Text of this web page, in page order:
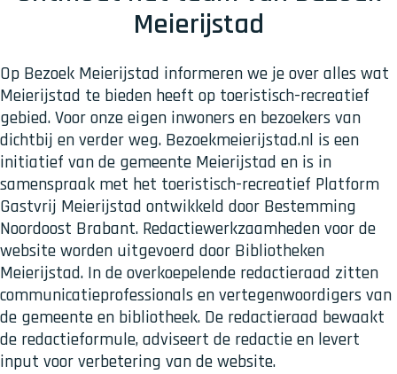
Meierijstad
Op Bezoek Meierijstad informeren we je over alles wat
Meierijstad te bieden heeft op toeristisch-recreatief
gebied. Voor onze eigen inwoners en bezoekers van
dichtbij en verder weg. Bezoekmeierijstad.nl is een
initiatief van de gemeente Meierijstad en is in
samenspraak met het toeristisch-recreatief Platform
Gastvrij Meierijstad ontwikkeld door Bestemming
Noordoost Brabant. Redactiewerkzaamheden voor de
website worden uitgevoerd door Bibliotheken
Meierijstad. In de overkoepelende redactieraad zitten
communicatieprofessionals en vertegenwoordigers van
de gemeente en bibliotheek. De redactieraad bewaakt
de redactieformule, adviseert de redactie en levert
input voor verbetering van de website.